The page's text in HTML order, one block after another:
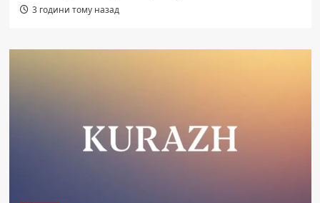
3 години тому назад